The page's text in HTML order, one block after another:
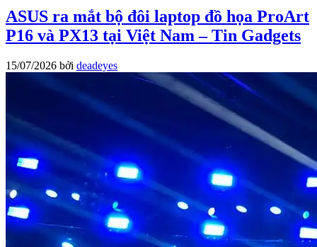
ASUS ra mắt bộ đôi laptop đồ họa ProArt
P16 và PX13 tại Việt Nam – Tin Gadgets
15/07/2026 bởi deadeyes